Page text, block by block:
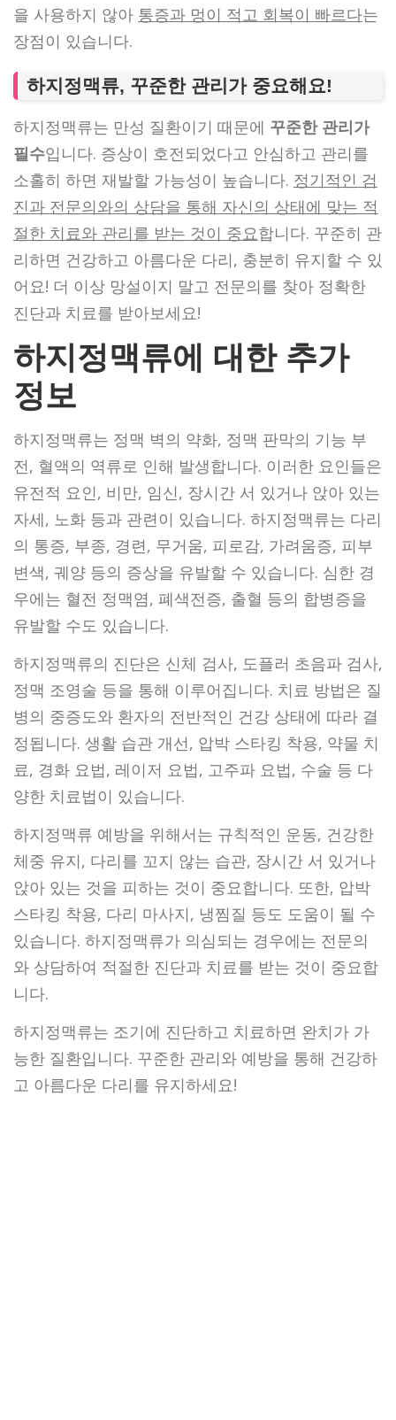
을 사용하지 않아 통증과 멍이 적고 회복이 빠르다는
장점이 있습니다.
하지정맥류, 꾸준한 관리가 중요해요!
하지정맥류는 만성 질환이기 때문에 꾸준한 관리가
필수입니다. 증상이 호전되었다고 안심하고 관리를
소홀히 하면 재발할 가능성이 높습니다. 정기적인 검
진과 전문의와의 상담을 통해 자신의 상태에 맞는 적
절한 치료와 관리를 받는 것이 중요합니다. 꾸준히 관
리하면 건강하고 아름다운 다리, 충분히 유지할 수 있
어요! 더 이상 망설이지 말고 전문의를 찾아 정확한
진단과 치료를 받아보세요!
하지정맥류에 대한 추가
정보
하지정맥류는 정맥 벽의 약화, 정맥 판막의 기능 부
전, 혈액의 역류로 인해 발생합니다. 이러한 요인들은
유전적 요인, 비만, 임신, 장시간 서 있거나 앉아 있는
자세, 노화 등과 관련이 있습니다. 하지정맥류는 다리
의 통증, 부종, 경련, 무거움, 피로감, 가려움증, 피부
변색, 궤양 등의 증상을 유발할 수 있습니다. 심한 경
우에는 혈전 정맥염, 폐색전증, 출혈 등의 합병증을
유발할 수도 있습니다.
하지정맥류의 진단은 신체 검사, 도플러 초음파 검사,
정맥 조영술 등을 통해 이루어집니다. 치료 방법은 질
병의 중증도와 환자의 전반적인 건강 상태에 따라 결
정됩니다. 생활 습관 개선, 압박 스타킹 착용, 약물 치
료, 경화 요법, 레이저 요법, 고주파 요법, 수술 등 다
양한 치료법이 있습니다.
하지정맥류 예방을 위해서는 규칙적인 운동, 건강한
체중 유지, 다리를 꼬지 않는 습관, 장시간 서 있거나
앉아 있는 것을 피하는 것이 중요합니다. 또한, 압박
스타킹 착용, 다리 마사지, 냉찜질 등도 도움이 될 수
있습니다. 하지정맥류가 의심되는 경우에는 전문의
와 상담하여 적절한 진단과 치료를 받는 것이 중요합
니다.
하지정맥류는 조기에 진단하고 치료하면 완치가 가
능한 질환입니다. 꾸준한 관리와 예방을 통해 건강하
고 아름다운 다리를 유지하세요!